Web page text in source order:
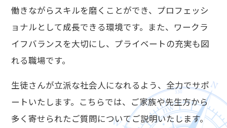
働きながらスキルを磨くことができ、プロフェッシ
ョナルとして成長できる環境です。また、ワークラ
イフバランスを大切にし、プライベートの充実も図
れる職場です。
生徒さんが立派な社会人になれるよう、全力でサポ
ートいたします。こちらでは、ご家族や先生方から
多く寄せられたご質問についてご説明いたします。